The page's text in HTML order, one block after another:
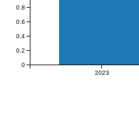
2023
0
0.2
0.4
0.6
0.8